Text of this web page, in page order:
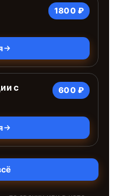
1800 ₽
с
600 ₽